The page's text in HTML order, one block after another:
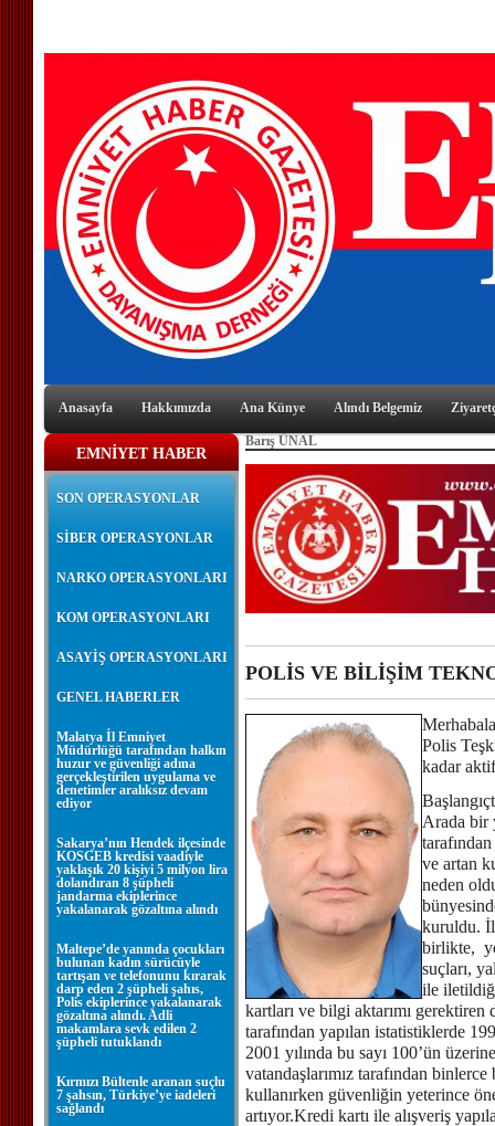
Anasayfa Hakkımızda Ana Künye Alındı Belgemiz
EMNİYET HABER
SON OPERASYONLAR
SİBER OPERASYONLAR
NARKO OPERASYONLARI
KOM OPERASYONLARI
ASAYİŞ OPERASYONLARI
GENEL HABERLER
Malatya İl Emniyet
Müdürlüğü tarafından halkın
huzur ve güvenliği adına
gerçekleştirilen uygulama ve
denetimler aralıksız devam
ediyor
Sakarya’nın Hendek ilçesinde
KOSGEB kredisi vaadiyle
yaklaşık 20 kişiyi 5 milyon lira
dolandıran 8 şüpheli
jandarma ekiplerince
yakalanarak gözaltına alındı
Maltepe’de yanında çocukları
bulunan kadın sürücüyle
tartışan ve telefonunu kırarak
darp eden 2 şüpheli şahıs,
Polis ekiplerince yakalanarak
gözaltına alındı. Adli
makamlara sevk edilen 2
şüpheli tutuklandı
Kırmızı Bültenle aranan suçlu
7 şahsın, Türkiye’ye iadeleri
sağlandı
Barış ÜNAL
POLİS VE BİLİŞİM
Polis
kadar
Arada bir
ve artan
neden
kuruldu.
birlikte,
suçları,
ile
kartları ve bilgi aktarımı
tarafından yapılan istatistiklerde
2001 yılında bu sayı 100’ün
vatandaşlarımız tarafından
kullanırken güvenliğin yeterince
artıyor.Kredi kartı ile alışveriş